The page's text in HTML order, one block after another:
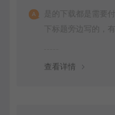
是的下载都是需要
下标题旁边写的，
查看详情